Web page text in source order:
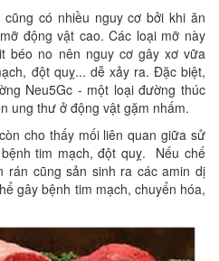
có nhiều nguy cơ bởi khi ăn
động vật cao. Các loại mỡ này
béo no nên nguy cơ gây xơ vữa
đột quỵ... dễ xảy ra. Đặc biệt,
Neu5Gc - một loại đường thúc
ung thư ở động vật gặm nhấm.
cho thấy mối liên quan giữa sử
tim mạch, đột quỵ. Nếu chế
rán cũng sản sinh ra các amin dị
gây bệnh tim mạch, chuyển hóa,